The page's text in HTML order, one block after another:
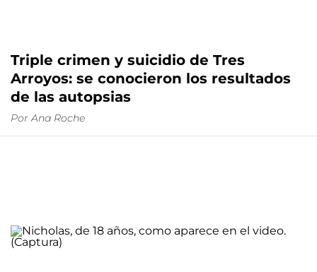
Triple crimen y suicidio de Tres
Arroyos: se conocieron los resultados
de las autopsias
Por Ana Roche